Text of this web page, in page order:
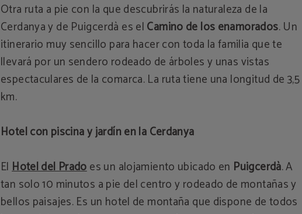
Otra ruta a pie con la que descubrirás la naturaleza de la
Cerdanya y de Puigcerdà es elCamino de los enamorados. Un
itinerario muy sencillo para hacer con toda la familia que te
llevará por un sendero rodeado de árboles y unas vistas
espectaculares de la comarca. La ruta tiene una longitud de 3,5
km.
Hotel con piscina y jardín en la Cerdanya
ElHotel del Pradoes un alojamiento ubicado en Puigcerdà. A
tan solo 10 minutos a pie del centro y rodeado de montañas y
bellos paisajes. Es un hotel de montaña que dispone de todos